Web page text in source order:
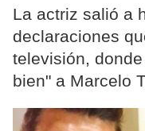
La actriz salió a
declaraciones
televisión,
bien" a Marcelo